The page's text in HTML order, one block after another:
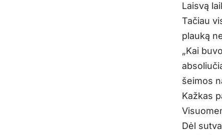
Laisvą
Tačiau
plauką
„Kai
šeimos
Kažkas
Dėl